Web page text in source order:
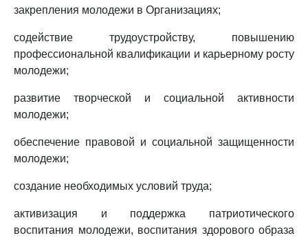
закрепления молодежи в Организациях;
содействие трудоустройству, повышению
профессиональной квалификации и карьерному росту
молодежи;
развитие творческой и социальной активности
молодежи;
обеспечение правовой и социальной защищенности
молодежи;
создание необходимых условий труда;
активизация и поддержка патриотического
воспитания молодежи, воспитания здорового образа